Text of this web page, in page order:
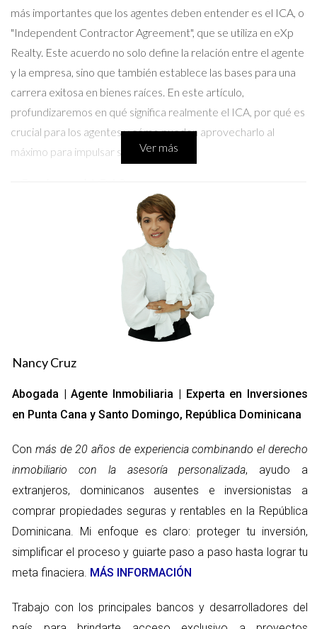
más importantes que los agentes deben entender es el ICA, o
"Independent Contractor Agreement", que se utiliza en eXp
Realty. Este acuerdo no solo define la relación entre el agente
y la empresa, sino que también establece las bases para una
carrera exitosa en bienes raíces. En este artículo,
profundizaremos en qué significa realmente el ICA, por qué es
crucial para los agentes y cómo pueden aprovecharlo al
máximo para impulsar su carrera.
El ICA es el contrato oficial que firma cada agente o empresa
inmobiliaria para colaborar con exp Realty Republica
Dominicana , establece la relación entre eXp Realty y sus
agentes como contratistas independientes. A diferencia de un
empleado tradicional, un agente bajo un ICA tiene más
libertad para gestionar su propio negocio. Esto incluye la
capacidad de establecer horarios, elegir su enfoque de ventas
radica en la autonomía que ofrece a los agentes. Al ser
considerados contratistas independientes, tienen la
responsabilidad de su propio éxito, su propio negocio, lo que
saber cómo utilizar esta libertad para maximizar las
oportunidades y construir una carrera sólida.
Importancia del ICA en eXp Realty
El ICA no solo es un simple contrato; es una herramienta
estratégica que puede definir el rumbo de la carrera de un
agente. Aquí hay algunas razones por las cuales el ICA es
Flexibilidad: Los agentes pueden trabajar según sus
Ver más
Nancy Cruz
Abogada | Agente Inmobiliaria | Experta en Inversiones
en Punta Cana y Santo Domingo, República Dominicana
Con más de 20 años de experiencia combinando el derecho
inmobiliario con la asesoría personalizada, ayudo a
extranjeros, dominicanos ausentes e inversionistas a
comprar propiedades seguras y rentables en la República
Dominicana. Mi enfoque es claro: proteger tu inversión,
simplificar el proceso y guiarte paso a paso hasta lograr tu
meta finaciera. MÁS INFORMACIÓN
Trabajo con los principales bancos y desarrolladores del